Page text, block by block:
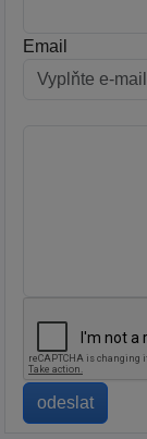
Email